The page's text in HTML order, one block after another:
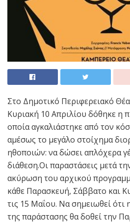
Στο Δημοτικό Περιφερειακό
Κυριακή 10 Απριλίου δόθηκε η
οποία αγκαλιάστηκε από τον
αμέσως το μεγάλο στοίχημα
ηθοποιών: να δώσει απλόχερα
διάθεση.Οι παραστάσεις μετά
ακύρωση του αρχικού
κάθε Παρασκευή, Σάββατο και
τις 15 Μαΐου. Να σημειωθεί ότι
της παράστασης θα δοθεί την